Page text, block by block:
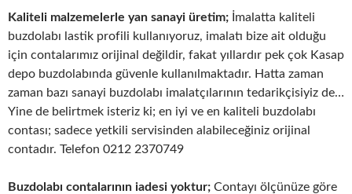
Kaliteli malzemelerle yan sanayi üretim; İmalatta kaliteli
buzdolabı lastik profili kullanıyoruz, imalatı bize ait olduğu
için contalarımız orijinal değildir, fakat yıllardır pek çok Kasap
depo buzdolabında güvenle kullanılmaktadır. Hatta zaman
zaman bazı sanayi buzdolabı imalatçılarının tedarikçisiyiz de…
Yine de belirtmek isteriz ki; en iyi ve en kaliteli buzdolabı
contası; sadece yetkili servisinden alabileceğiniz orijinal
contadır. Telefon 0212 2370749
Buzdolabı contalarının iadesi yoktur; Contayı ölçünüze göre